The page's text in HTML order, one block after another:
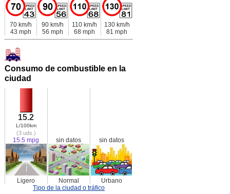
70 km/h
43 mph
90 km/h
56 mph
110 km/h
68 mph
130 km/h
81 mph
Consumo de combustible en la
ciudad
15.2
L/100km
(3 uds.)
15.5 mpg sin datos sin datos
Ligero Normal
Urbano
Tipo de la ciudad o tráfico